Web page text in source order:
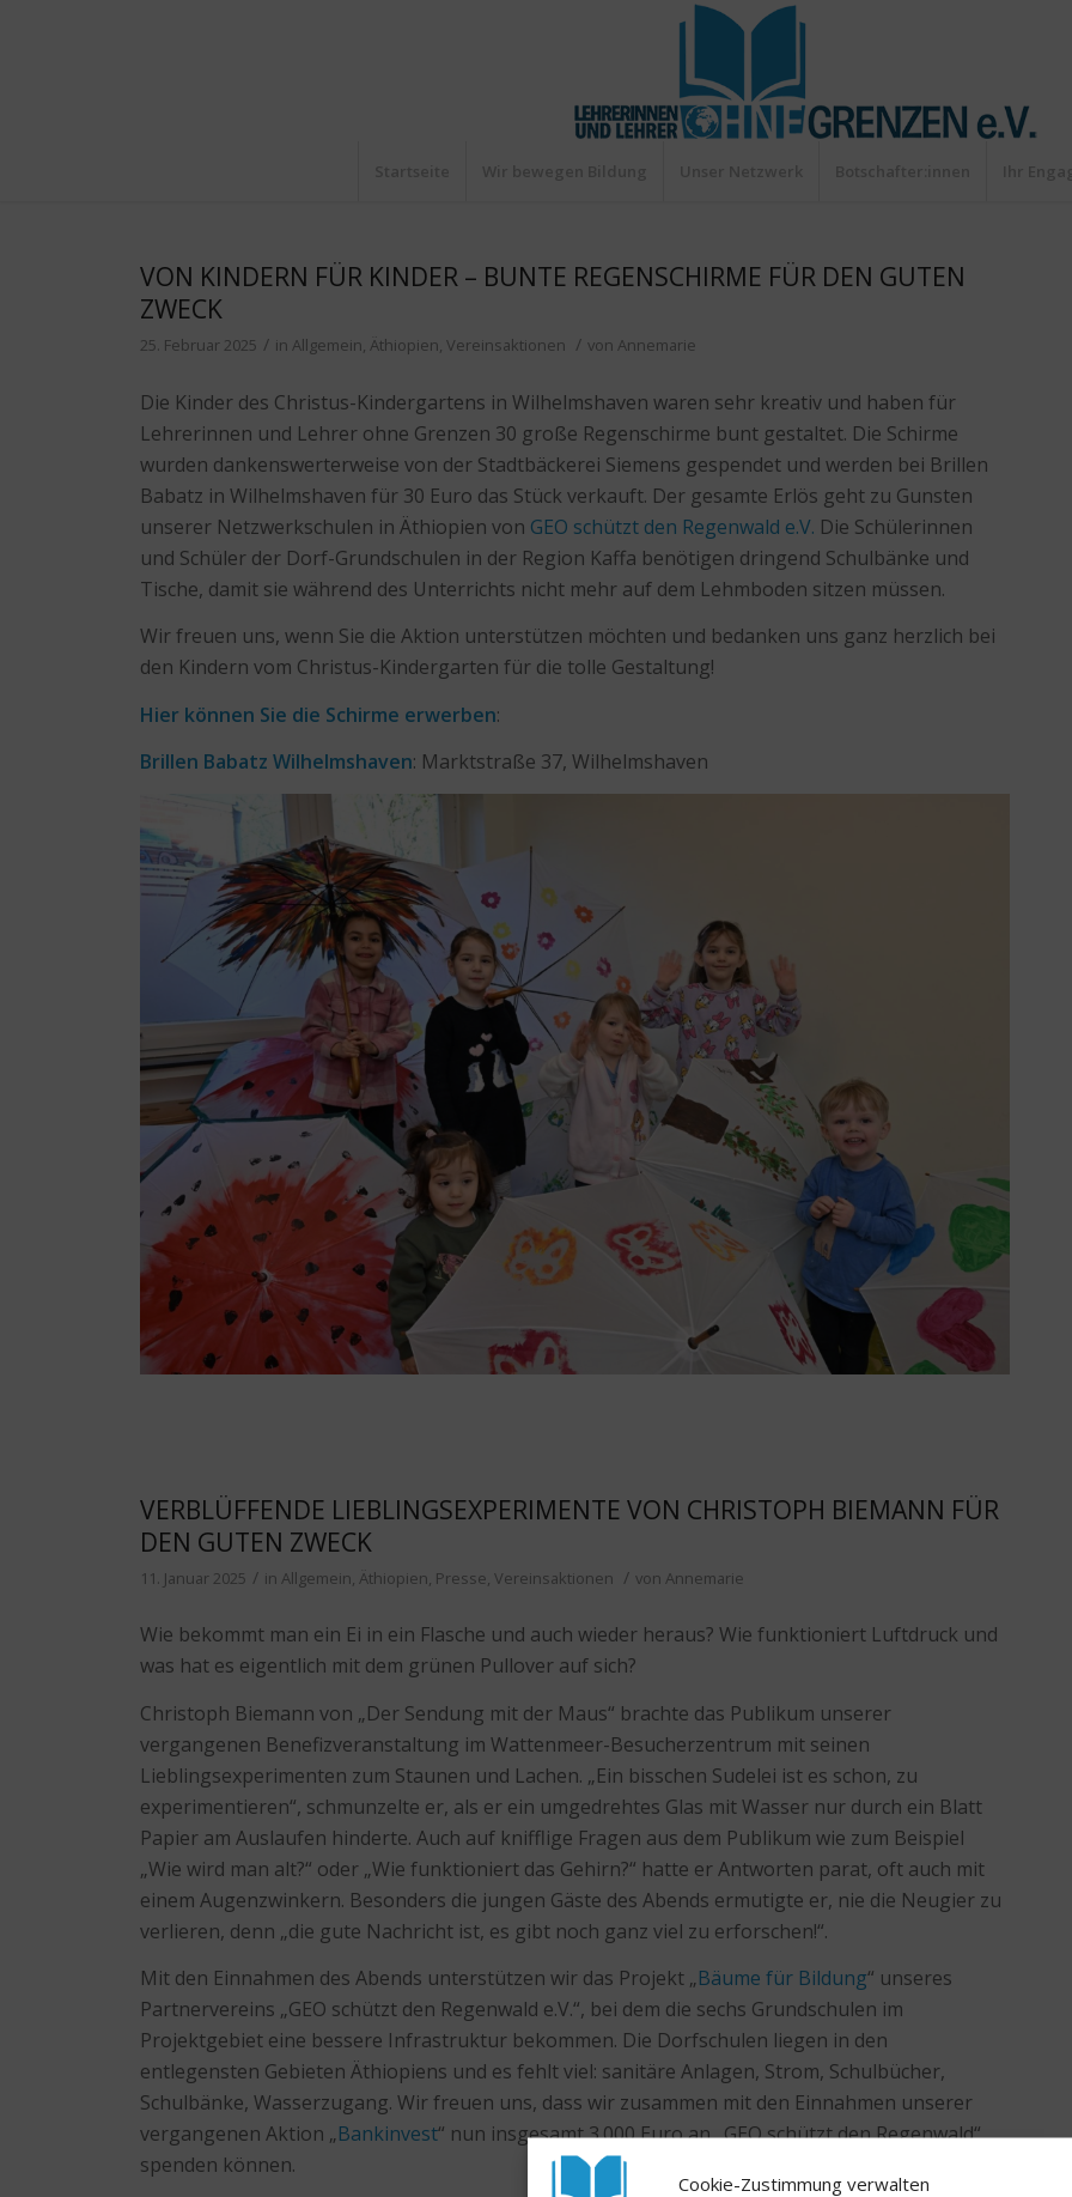
Cookie-Zustimmung verwalten
VON KINDERN FÜR KINDER – BUNTE REGENSCHIRME FÜR DEN GUTEN
ZWECK
25. Februar 2025 / inAllgemein,Äthiopien,Vereinsaktionen / vonAnnemarie
Die Kinder des Christus-Kindergartens in Wilhelmshaven waren sehr kreativ und haben für
Lehrerinnen und Lehrer ohne Grenzen 30 große Regenschirme bunt gestaltet. Die Schirme
wurden dankenswerterweise von der Stadtbäckerei Siemens gespendet und werden bei Brillen
Babatz in Wilhelmshaven für 30 Euro das Stück verkauft. Der gesamte Erlös geht zu Gunsten
unserer Netzwerkschulen in Äthiopien von GEO schützt den Regenwald e.V. Die Schülerinnen
und Schüler der Dorf-Grundschulen in der Region Kaffa benötigen dringend Schulbänke und
Tische, damit sie während des Unterrichts nicht mehr auf dem Lehmboden sitzen müssen.
Wir freuen uns, wenn Sie die Aktion unterstützen möchten und bedanken uns ganz herzlich bei
den Kindern vom Christus-Kindergarten für die tolle Gestaltung!
Hier können Sie die Schirme erwerben:
Brillen Babatz Wilhelmshaven: Marktstraße 37, Wilhelmshaven
VERBLÜFFENDE LIEBLINGSEXPERIMENTE VON CHRISTOPH BIEMANN FÜR
DEN GUTEN ZWECK
11. Januar 2025 / inAllgemein,Äthiopien, Presse,Vereinsaktionen / vonAnnemarie
Wie bekommt man ein Ei in ein Flasche und auch wieder heraus? Wie funktioniert Luftdruck und
was hat es eigentlich mit dem grünen Pullover auf sich?
Christoph Biemann von „Der Sendung mit der Maus“ brachte das Publikum unserer
vergangenen Benefizveranstaltung im Wattenmeer-Besucherzentrum mit seinen
Lieblingsexperimenten zum Staunen und Lachen. „Ein bisschen Sudelei ist es schon, zu
experimentieren“, schmunzelte er, als er ein umgedrehtes Glas mit Wasser nur durch ein Blatt
Papier am Auslaufen hinderte. Auch auf knifflige Fragen aus dem Publikum wie zum Beispiel
„Wie wird man alt?“ oder „Wie funktioniert das Gehirn?“ hatte er Antworten parat, oft auch mit
einem Augenzwinkern. Besonders die jungen Gäste des Abends ermutigte er, nie die Neugier zu
verlieren, denn „die gute Nachricht ist, es gibt noch ganz viel zu erforschen!“.
Mit den Einnahmen des Abends unterstützen wir das Projekt „Bäume für Bildung“ unseres
Partnervereins „GEO schützt den Regenwald e.V.“, bei dem die sechs Grundschulen im
Projektgebiet eine bessere Infrastruktur bekommen. Die Dorfschulen liegen in den
entlegensten Gebieten Äthiopiens und es fehlt viel: sanitäre Anlagen, Strom, Schulbücher,
Schulbänke, Wasserzugang. Wir freuen uns, dass wir zusammen mit den Einnahmen unserer
vergangenen Aktion „Bankinvest“ nun insgesamt 3.000 Euro an „GEO schützt den Regenwald“
spenden können.